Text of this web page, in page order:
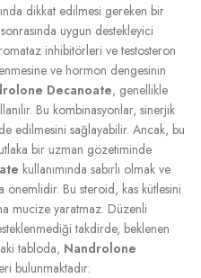
dikkat edilmesi gereken bir
uygun destekleyici
inhibitörleri ve testosteron
ve hormon dengesinin
Decanoate, genellikle
Bu kombinasyonlar, sinerjik
edilmesini sağlayabilir. Ancak, bu
bir uzman gözetiminde
kullanımında sabırlı olmak ve
Bu steroid, kas kütlesini
mucize yaratmaz. Düzenli
takdirde, beklenen
tabloda, Nandrolone
bulunmaktadır: